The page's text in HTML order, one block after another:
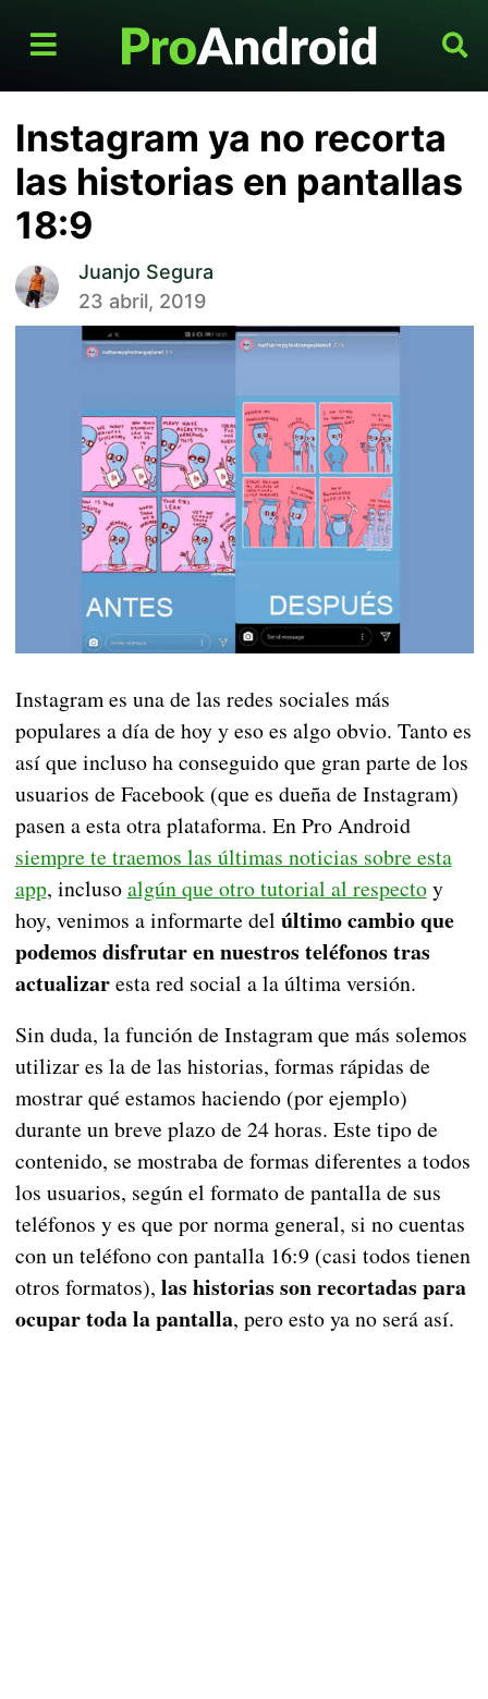
Instagram ya no recorta
las historias en pantallas
18:9
Juanjo Segura
23 abril, 2019
Instagram es una de las redes sociales más
populares a día de hoy y eso es algo obvio. Tanto es
así que incluso ha conseguido que gran parte de los
usuarios de Facebook (que es dueña de Instagram)
pasen a esta otra plataforma. En Pro Android
siempre te traemos las últimas noticias sobre esta
app, inclusoalgún que otro tutorial al respectoy
hoy, venimos a informarte del último cambio que
podemos disfrutar en nuestros teléfonos tras
actualizaresta red social a la última versión.
Sin duda, la función de Instagram que más solemos
utilizar es la de las historias, formas rápidas de
mostrar qué estamos haciendo (por ejemplo)
durante un breve plazo de 24 horas. Este tipo de
contenido, se mostraba de formas diferentes a todos
los usuarios, según el formato de pantalla de sus
teléfonos y es que por norma general, si no cuentas
con un teléfono con pantalla 16:9 (casi todos tienen
otros formatos), las historias son recortadas para
ocupar toda la pantalla, pero esto ya no será así.